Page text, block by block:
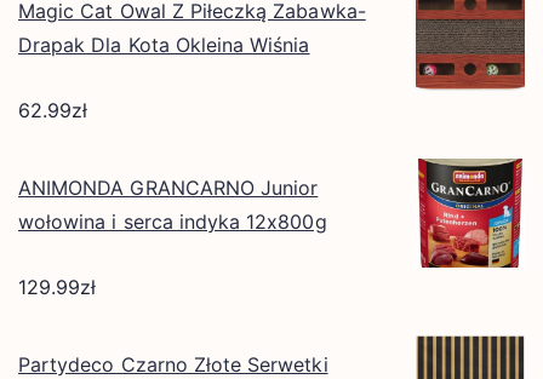
Magic Cat Owal Z Piłeczką Zabawka-
Drapak Dla Kota Okleina Wiśnia
62.99zł
ANIMONDA GRANCARNO Junior
wołowina i serca indyka 12x800g
129.99zł
Partydeco Czarno Złote Serwetki